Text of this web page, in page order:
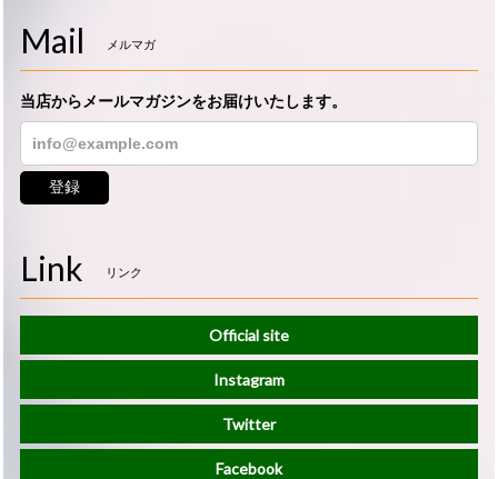
Mail メルマガ
当店からメールマガジンをお届けいたします。
登録
Link リンク
Official site
Instagram
Twitter
Facebook